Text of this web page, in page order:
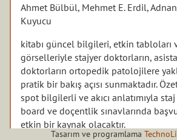
Ahmet Bülbül, Mehmet E. Erdil,
Kuyucu
kitabı güncel bilgileri, etkin tabloları
görselleriyle stajyer doktorların,
doktorların ortopedik patolojilere
pratik bir bakış açısı sunmaktadır.
spot bilgilerli ve akıcı anlatımıyla
board ve doçentlik sınavlarında
etkin bir kaynak olacaktır.
Tasarım ve programlama